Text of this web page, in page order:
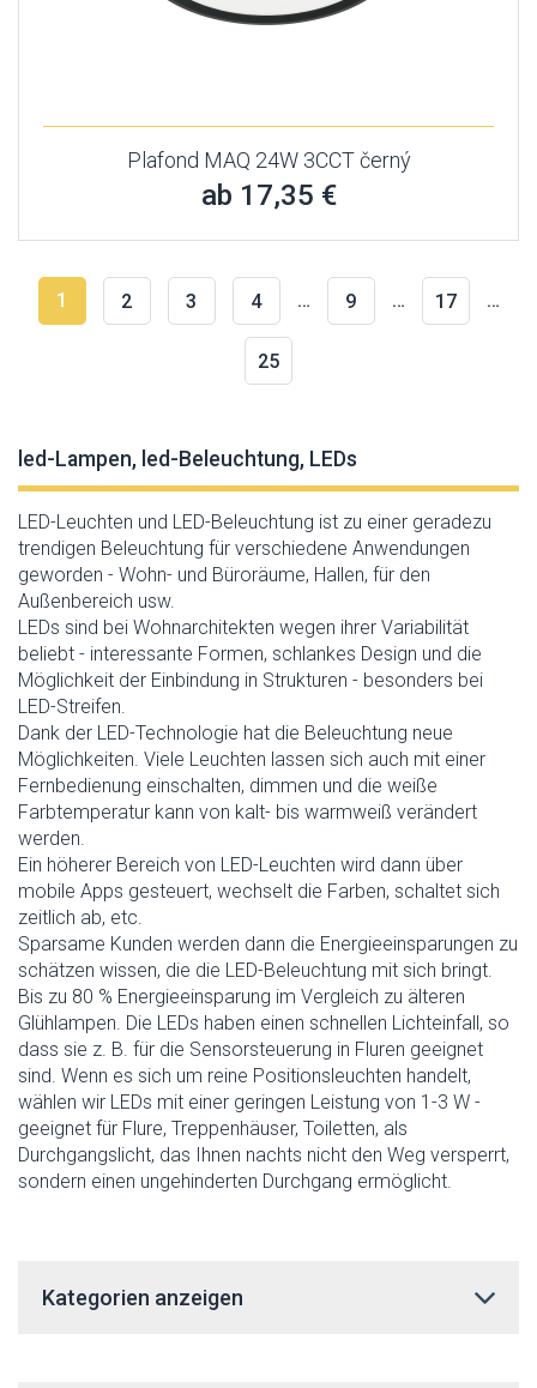
Plafond MAQ 24W 3CCT černý
ab 17,35 €
1 2 3 4 … 9 … 17 …
25
led-Lampen, led-Beleuchtung, LEDs
LED-Leuchten und LED-Beleuchtung ist zu einer geradezu
trendigen Beleuchtung für verschiedene Anwendungen
geworden - Wohn- und Büroräume, Hallen, für den
Außenbereich usw.
LEDs sind bei Wohnarchitekten wegen ihrer Variabilität
beliebt - interessante Formen, schlankes Design und die
Möglichkeit der Einbindung in Strukturen - besonders bei
LED-Streifen.
Dank der LED-Technologie hat die Beleuchtung neue
Möglichkeiten. Viele Leuchten lassen sich auch mit einer
Fernbedienung einschalten, dimmen und die weiße
Farbtemperatur kann von kalt- bis warmweiß verändert
werden.
Ein höherer Bereich von LED-Leuchten wird dann über
mobile Apps gesteuert, wechselt die Farben, schaltet sich
zeitlich ab, etc.
Sparsame Kunden werden dann die Energieeinsparungen zu
schätzen wissen, die die LED-Beleuchtung mit sich bringt.
Bis zu 80 % Energieeinsparung im Vergleich zu älteren
Glühlampen. Die LEDs haben einen schnellen Lichteinfall, so
dass sie z. B. für die Sensorsteuerung in Fluren geeignet
sind. Wenn es sich um reine Positionsleuchten handelt,
wählen wir LEDs mit einer geringen Leistung von 1-3 W -
geeignet für Flure, Treppenhäuser, Toiletten, als
Durchgangslicht, das Ihnen nachts nicht den Weg versperrt,
sondern einen ungehinderten Durchgang ermöglicht.
Kategorien anzeigen